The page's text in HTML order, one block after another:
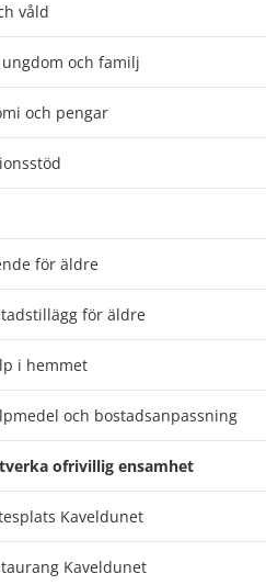
våld
och familj
och pengar
för äldre
för äldre
i hemmet
och bostadsanpassning
ofrivillig ensamhet
Kaveldunet
Kaveldunet